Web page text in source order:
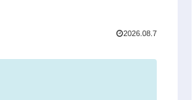
2026.08.7